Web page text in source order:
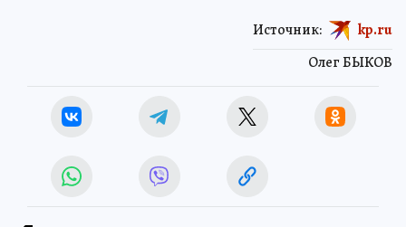
Олег БЫКОВ
Источник: kp.ru